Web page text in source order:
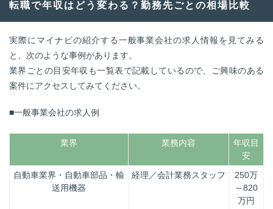
転職で年収はどう変わる？勤務先ごとの相場比較
実際にマイナビの紹介する一般事業会社の求人情報を見てみる
と、次のような事例があります。
業界ごとの目安年収も一覧表で記載しているので、ご興味のある
案件にアクセスしてみてください。
■一般事業会社の求人例
業界 業務内容
年収目
安
自動車業界・自動車部品・輸
送用機器
経理／会計業務スタッフ
250万
～820
万円